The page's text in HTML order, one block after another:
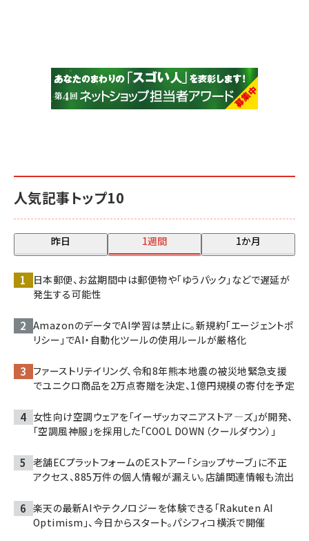
人気記事トップ10
昨日 1週間 1か月
日本郵便、お盆期間中は郵便物や「ゆうパック」などで遅延が
発生する可能性
AmazonのデータでAI学習は禁止に。新規約「エージェントポ
リシー」でAI・自動化ツールの使用ルールが厳格化
ファーストリテイリング、令和8年熊本地震の被災地緊急支援
でユニクロ商品を2万点寄贈を決定、1億円規模の寄付を予定
女性向け空調ウェアを「イーザッカマニアストア―ズ」が開発、
「空調風神服」を採用した「COOL DOWN（クールダウン）」
老舗ECプラットフォームのEストアー「ショップサーブ」に不正
アクセス、885万件の個人情報が漏えい。店舗関連情報も流出
楽天の最新AIやテクノロジーを体験できる「Rakuten AI
Optimism」、今日からスタート。パシフィコ横浜で開催